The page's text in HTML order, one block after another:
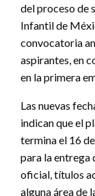
del proceso de
Infantil de
convocatoria
aspirantes, en
en la primera
Las nuevas
indican que el
termina el 16
para la
oficial, títulos
alguna área de